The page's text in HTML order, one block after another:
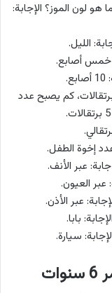
لون الموز؟ الإجابة:
الليل.
خمس أصابع.
كانت السلة بها برتقالتين، وأضفنا إليهم 3 برتقالات، كم يصبح عدد
إخوة الطفل.
عبر الأنف.
عبر العيون.
عبر الأذن.
بابا.
سيارة.